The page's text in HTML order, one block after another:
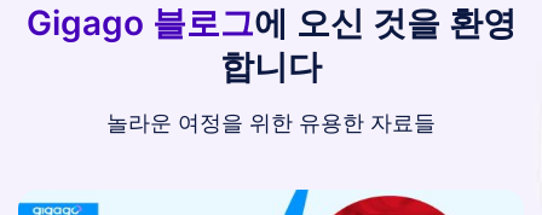
Gigago 블로그에 오신 것을 환영
합니다
놀라운 여정을 위한 유용한 자료들